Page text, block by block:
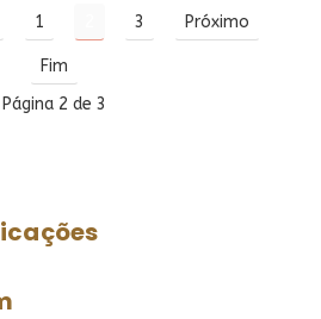
1 3 Próximo
Fim
Página 2 de 3